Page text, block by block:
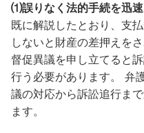
⑴誤りなく法的手続を迅
既に解説したとおり、支
しないと財産の差押えを
督促異議を申し立てると
行う必要があります。 弁
議の対応から訴訟追行ま
ます。